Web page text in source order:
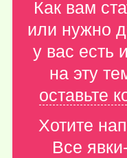
Как вам
или нужно
у вас есть
на эту
оставьте
Хотите
Все